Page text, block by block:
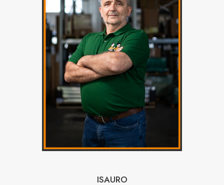
ISAURO